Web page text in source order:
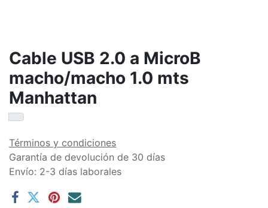
Cable USB 2.0 a MicroB
macho/macho 1.0 mts
Manhattan
Términos y condiciones
Garantía de devolución de 30 días
Envío: 2-3 días laborales